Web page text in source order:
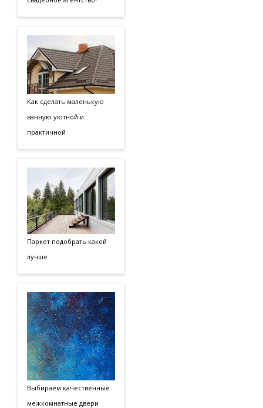
Как сделать маленькую
ванную уютной и
практичной
Паркет подобрать какой
лучше
Выбираем качественные
межкомнатные двери